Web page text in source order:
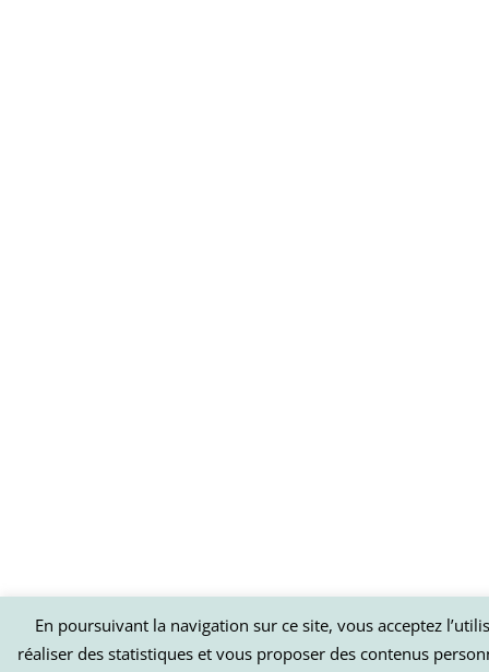
En poursuivant la navigation sur ce site, vous acceptez
réaliser des statistiques et vous proposer des contenus